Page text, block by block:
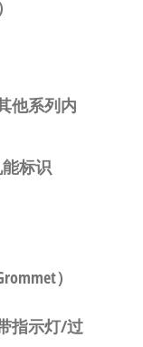
他系列内
标识
）
指示灯/过